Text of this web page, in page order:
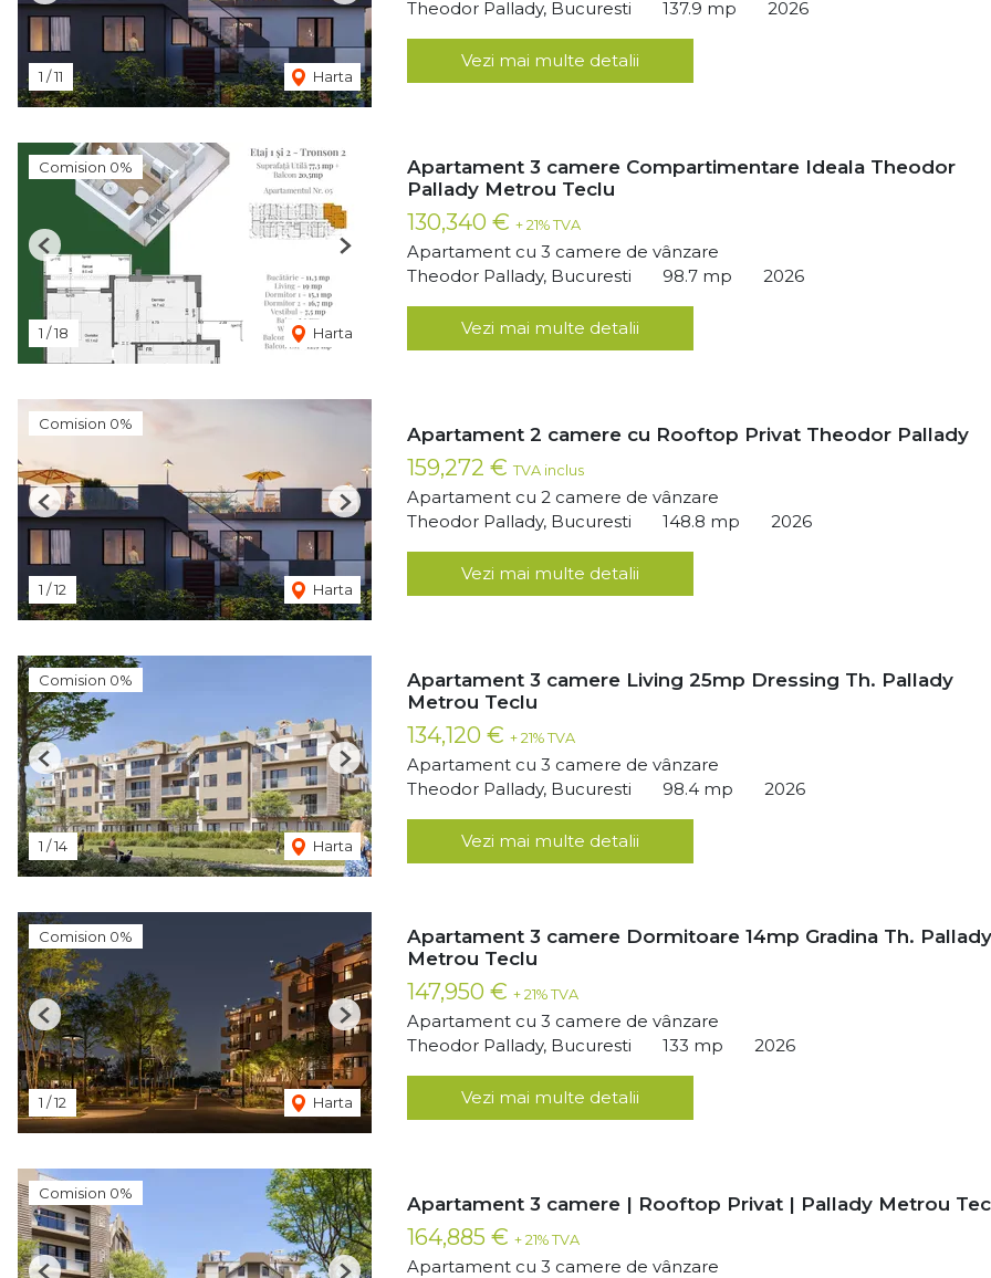
1 /11 Harta
Theodor Pallady, Bucuresti
137.9 mp 2026
Vezi mai multe detalii
Comision 0%
1 /18 Harta
Previous Next
Apartament 3 camere Compartimentare Ideala Theodor
Pallady Metrou Teclu
130,340 € + 21% TVA
Apartament cu 3 camere de vânzare
Theodor Pallady, Bucuresti
98.7 mp 2026
Vezi mai multe detalii
Comision 0%
1 /12 Harta
Previous Next
Apartament 2 camere cu Rooftop Privat Theodor Pallady
159,272 € TVA inclus
Apartament cu 2 camere de vânzare
Theodor Pallady, Bucuresti
148.8 mp 2026
Vezi mai multe detalii
Comision 0%
1 /14 Harta
Previous Next
Apartament 3 camere Living 25mp Dressing Th. Pallady
Metrou Teclu
134,120 € + 21% TVA
Apartament cu 3 camere de vânzare
Theodor Pallady, Bucuresti
98.4 mp 2026
Vezi mai multe detalii
Comision 0%
1 /12 Harta
Previous Next
Apartament 3 camere Dormitoare 14mp Gradina Th. Pallady
Metrou Teclu
147,950 € + 21% TVA
Apartament cu 3 camere de vânzare
Theodor Pallady, Bucuresti
133 mp 2026
Vezi mai multe detalii
Comision 0%
Apartament 3 camere | Rooftop Privat | Pallady Metrou
164,885 € + 21% TVA
Apartament cu 3 camere de vânzare